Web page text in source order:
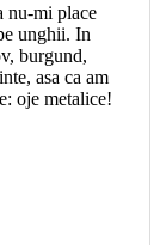
nu-mi place
unghii. In
burgund,
asa ca am
oje metalice!